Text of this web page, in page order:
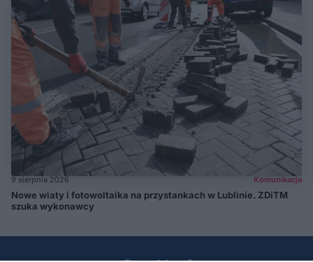
9 sierpnia 2026 Komunikacja
Nowe wiaty i fotowoltaika na przystankach w Lublinie. ZDiTM
szuka wykonawcy